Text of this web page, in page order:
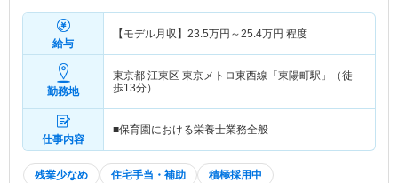
給与
【モデル月収】 23.5万円～25.4万円 程度
勤務地
東京都 江東区 東京メトロ東西線「東陽町駅」（徒
歩13分）
仕事内容
■保育園における栄養士業務全般
残業少なめ 住宅手当・補助 積極採用中